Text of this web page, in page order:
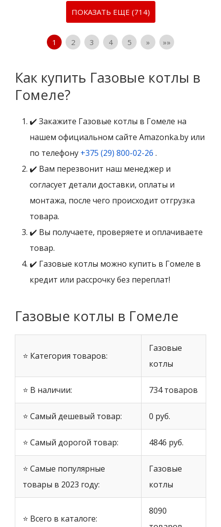
ПОКАЗАТЬ ЕЩЕ (714)
1 2 3 4 5 » »»
Как купить Газовые котлы в
Гомеле?
✔️ Закажите Газовые котлы в Гомеле на
нашем официальном сайте Amazonka.by или
по телефону +375 (29) 800-02-26 .
✔️ Вам перезвонит наш менеджер и
согласует детали доставки, оплаты и
монтажа, после чего происходит отгрузка
товара.
✔️ Вы получаете, проверяете и оплачиваете
товар.
✔️ Газовые котлы можно купить в Гомеле в
кредит или рассрочку без переплат!
Газовые котлы в Гомеле
⭐ Категория товаров:
Газовые
котлы
⭐ В наличии: 734 товаров
⭐ Самый дешевый товар: 0 руб.
⭐ Самый дорогой товар: 4846 руб.
⭐ Самые популярные
товары в 2023 году:
Газовые
котлы
⭐ Всего в каталоге:
8090